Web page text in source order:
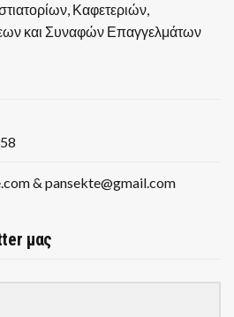
Καφετεριών,
και Συναφών Επαγγελμάτων
& pansekte@gmail.com
μας